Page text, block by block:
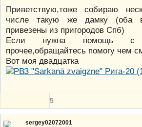
Приветствую,тоже собираю
числе такую же дамку (оба
привезены из пригородов Спб)
Если нужна помощь с
прочее,обращайтесь помогу чем
Вот моя двадцатка
5
sergey02072001